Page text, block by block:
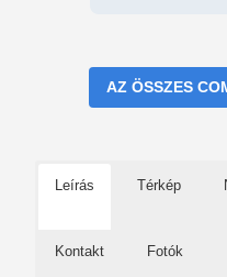
AZ ÖSSZES
Leírás Térkép
Kontakt Fotók